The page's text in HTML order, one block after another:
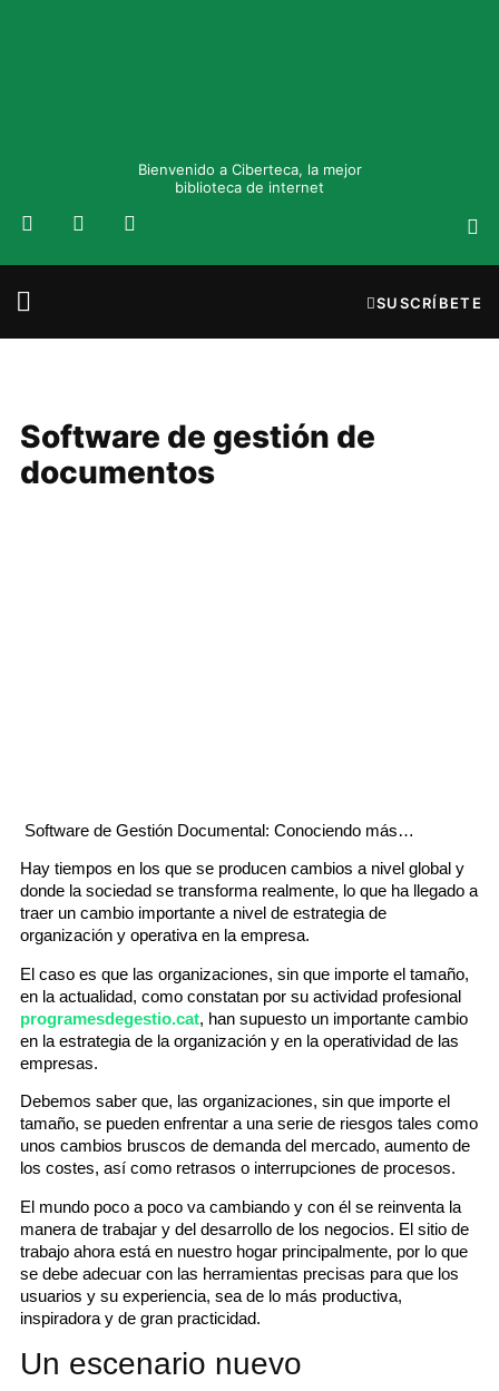
Bienvenido a Ciberteca, la mejor
biblioteca de internet
SUSCRÍBETE
Software de gestión de
documentos
Software de Gestión Documental: Conociendo más…
Hay tiempos en los que se producen cambios a nivel global y
donde la sociedad se transforma realmente, lo que ha llegado a
traer un cambio importante a nivel de estrategia de
organización y operativa en la empresa.
El caso es que las organizaciones, sin que importe el tamaño,
en la actualidad, como constatan por su actividad profesional
programesdegestio.cat, han supuesto un importante cambio
en la estrategia de la organización y en la operatividad de las
empresas.
Debemos saber que, las organizaciones, sin que importe el
tamaño, se pueden enfrentar a una serie de riesgos tales como
unos cambios bruscos de demanda del mercado, aumento de
los costes, así como retrasos o interrupciones de procesos.
El mundo poco a poco va cambiando y con él se reinventa la
manera de trabajar y del desarrollo de los negocios. El sitio de
trabajo ahora está en nuestro hogar principalmente, por lo que
se debe adecuar con las herramientas precisas para que los
usuarios y su experiencia, sea de lo más productiva,
inspiradora y de gran practicidad.
Un escenario nuevo